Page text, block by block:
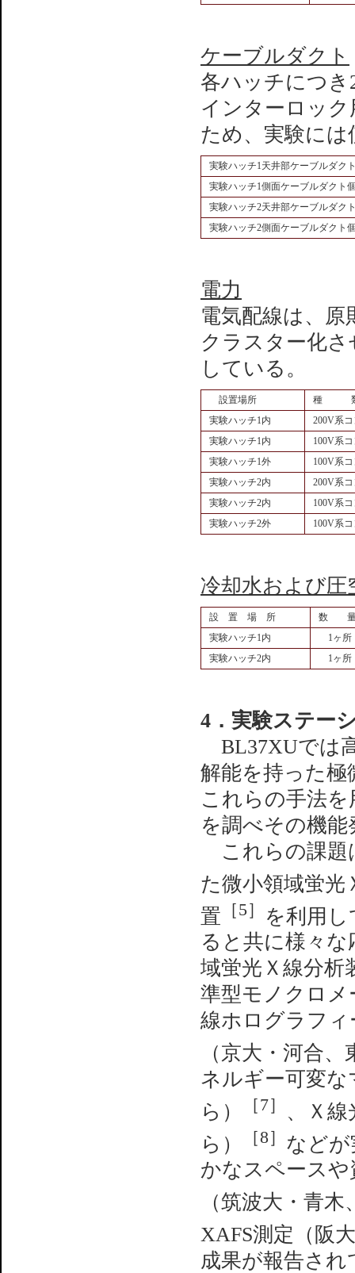
ケーブルダクト
各ハッチにつ
インターロッ
ため、実験に
実験ハッチ1天井部ケーブルダク
実験ハッチ1側面ケーブルダクト
実験ハッチ2天井部ケーブルダク
実験ハッチ2側面ケーブルダクト
電力
電気配線は、原
クラスター化
している。
設置場所
種
実験ハッチ1内
200V系
実験ハッチ1内
100V系
実験ハッチ1外
100V系
実験ハッチ2内
200V系
実験ハッチ2内
100V系
実験ハッチ2外
100V系
冷却水および圧
設 置 場 所
数
実験ハッチ1内
1ヶ所
実験ハッチ2内
1ヶ所
4．実験ステー
BL37XUでは
解能を持った極
これらの手法
を調べその機
これらの課題
た微小領域蛍光
置 ［5］
を利用
ると共に様々
域蛍光Ｘ線分析
準型モノクロ
線ホログラフィ
（京大・河合
ネルギー可変な
ら）
［7］ 、Ｘ
ら）
［8］ など
かなスペースや
（筑波大・青
XAFS測定（阪
成果が報告さ